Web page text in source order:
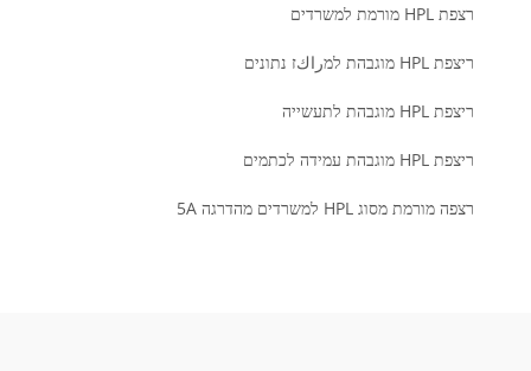
רצפת HPL מורמת למשרדים
ריצפת HPL מוגבהת למراكז נתונים
ריצפת HPL מוגבהת לתעשייה
ריצפת HPL מוגבהת עמידה לכתמים
רצפה מורמת מסוג HPL למשרדים מהדרגה 5A